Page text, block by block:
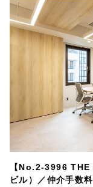
【No.2-3996
ビル）／仲介手数